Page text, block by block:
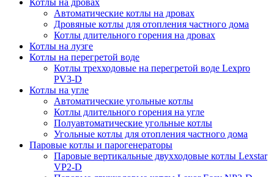
Котлы на дровах
Автоматические котлы на дровах
Дровяные котлы для отопления частного дома
Котлы длительного горения на дровах
Котлы на лузге
Котлы на перегретой воде
Котлы трехходовые на перегретой воде Lexpro
PV3-D
Котлы на угле
Автоматические угольные котлы
Котлы длительного горения на угле
Полуавтоматические угольные котлы
Угольные котлы для отопления частного дома
Паровые котлы и парогенераторы
Паровые вертикальные двухходовые котлы Lexstar
VP2-D